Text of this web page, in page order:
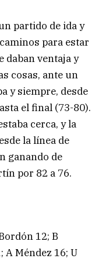
partido de ida y
para estar
daban ventaja y
cosas, ante un
y siempre, desde
el final (73-80).
cerca, y la
la línea de
ganando de
por 82 a 76.
12; B
A Méndez 16; U